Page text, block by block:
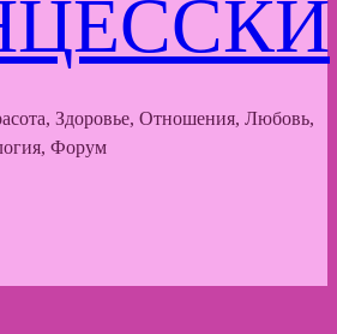
Здоровье, Отношения, Любовь,
Форум